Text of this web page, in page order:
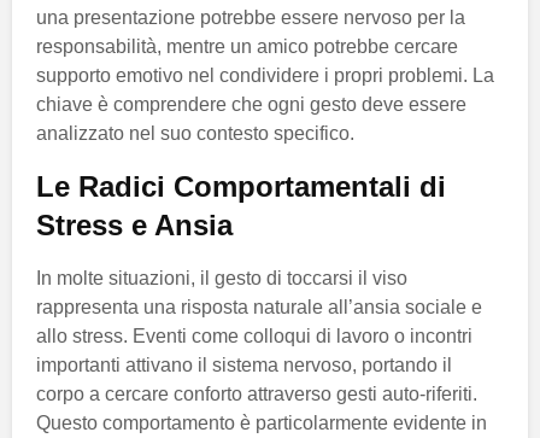
una presentazione potrebbe essere nervoso per la
responsabilità, mentre un amico potrebbe cercare
supporto emotivo nel condividere i propri problemi. La
chiave è comprendere che ogni gesto deve essere
analizzato nel suo contesto specifico.
Le Radici Comportamentali di
Stress e Ansia
In molte situazioni, il gesto di toccarsi il viso
rappresenta una risposta naturale all’ansia sociale e
allo stress. Eventi come colloqui di lavoro o incontri
importanti attivano il sistema nervoso, portando il
corpo a cercare conforto attraverso gesti auto-riferiti.
Questo comportamento è particolarmente evidente in